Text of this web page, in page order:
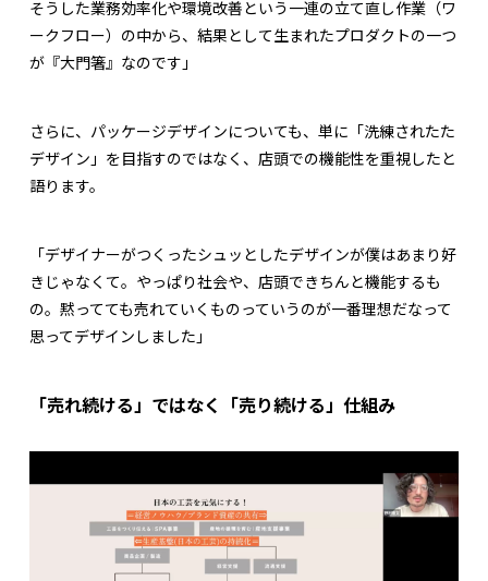
そうした業務効率化や環境改善という一連の立て直し作業（ワ
ークフロー）の中から、結果として生まれたプロダクトの一つ
が『大門箸』なのです」
さらに、パッケージデザインについても、単に「洗練されたた
デザイン」を目指すのではなく、店頭での機能性を重視したと
語ります。
「デザイナーがつくったシュッとしたデザインが僕はあまり好
きじゃなくて。やっぱり社会や、店頭できちんと機能するも
の。黙ってても売れていくものっていうのが一番理想だなって
思ってデザインしました」
「売れ続ける」ではなく「売り続ける」仕組み